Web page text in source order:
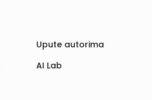
Upute autorima
AI Lab